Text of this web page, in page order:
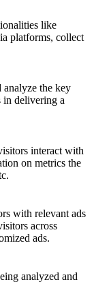
like
platforms, collect
analyze the key
in delivering a
interact with
on metrics the
with relevant ads
across
ads.
analyzed and